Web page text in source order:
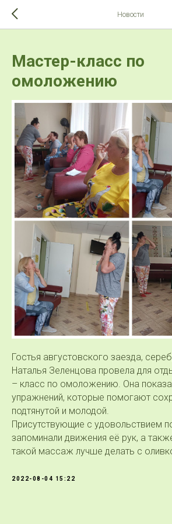
Новости
Мастер-класс по
омоложению
Гостья августовского заезда,
Наталья Зеленцова провела для
– класс по омоложению. Она
упражнений, которые помогают
подтянутой и молодой.
Присутствующие с удовольствием
запоминали движения её рук, а
такой массаж лучше делать с
2022-08-04 15:22